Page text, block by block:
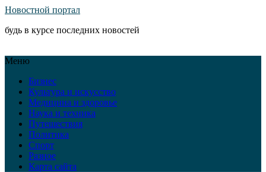
Новостной портал
будь в курсе последних новостей
Меню
Бизнес
Культура и искусство
Медицина и здоровье
Наука и техника
Путешествия
Политика
Спорт
Разное
Карта сайта